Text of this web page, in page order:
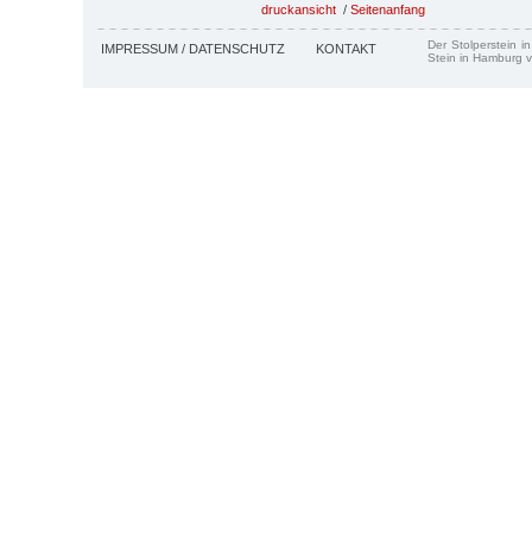
druckansicht / Seitenanfang
IMPRESSUM / DATENSCHUTZ KONTAKT
Der Stolperstein
Stein in Hamburg